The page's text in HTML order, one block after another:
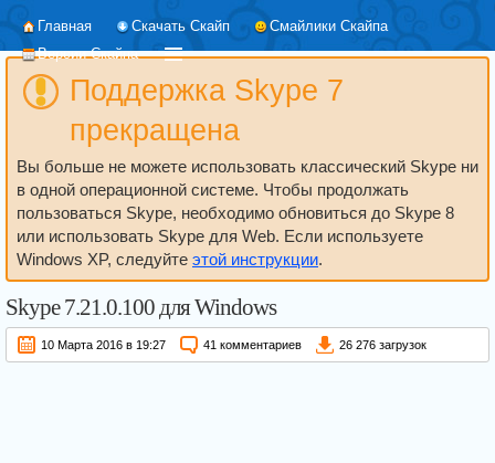
Главная Скачать Скайп
Смайлики Скайпа
Версии Скайпа
Поддержка Skype 7
прекращена
Вы больше не можете использовать классический Skype ни
в одной операционной системе. Чтобы продолжать
пользоваться Skype, необходимо обновиться до Skype 8
или использовать Skype для Web. Если используете
Windows XP, следуйте этой инструкции.
Skype 7.21.0.100для Windows
10 Марта 2016 в 19:27 41 комментариев 26 276 загрузок